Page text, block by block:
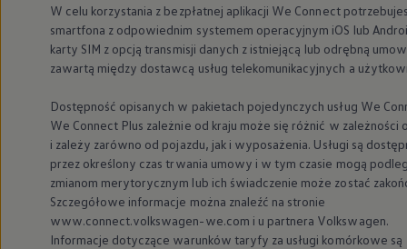
W celu korzystania z bezpłatnej aplikacji We Connect
smartfona z odpowiednim systemem operacyjnym iOS lub
karty SIM z opcją transmisji danych z istniejącą lub odrębną
zawartą między dostawcą usług telekomunikacyjnych a
Dostępność opisanych w pakietach pojedynczych usług We
We Connect Plus zależnie od kraju może się różnić w zależności
i zależy zarówno od pojazdu, jak i wyposażenia. Usługi są
przez określony czas trwania umowy i w tym czasie mogą
zmianom merytorycznym lub ich świadczenie może zostać
Szczegółowe informacje można znaleźć na stronie
www.connect.volkswagen-we.com i u partnera Volkswagen.
Informacje dotyczące warunków taryfy za usługi komórkowe są